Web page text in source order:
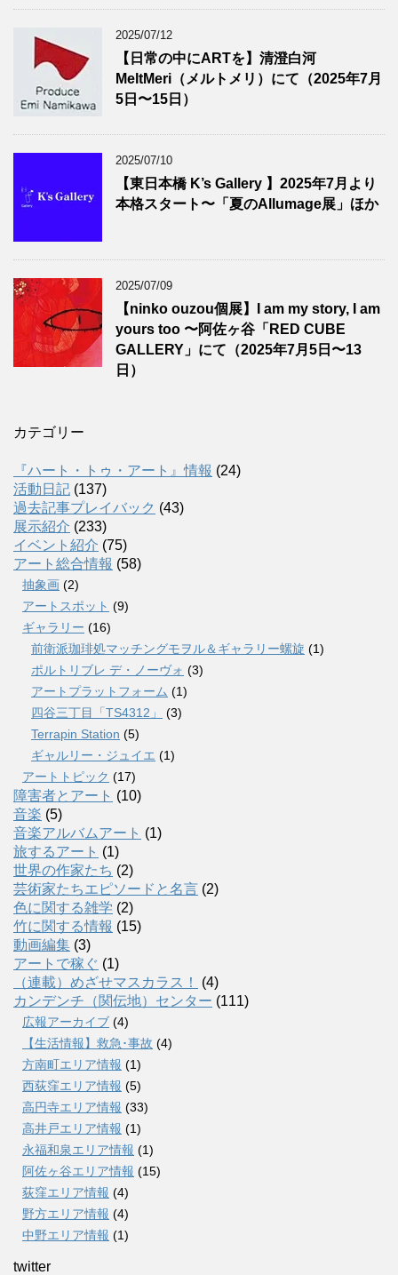
2025/07/12
【日常の中にARTを】清澄白河
MeltMeri（メルトメリ）にて（2025年7月
5日〜15日）
2025/07/10
【東日本橋 K’s Gallery 】2025年7月より
本格スタート〜「夏のAllumage展」ほか
2025/07/09
【ninko ouzou個展】I am my story, I am
yours too 〜阿佐ヶ谷「RED CUBE
GALLERY」にて（2025年7月5日〜13
日）
カテゴリー
『ハート・トゥ・アート』情報 (24)
活動日記 (137)
過去記事プレイバック (43)
展示紹介 (233)
イベント紹介 (75)
アート総合情報 (58)
抽象画 (2)
アートスポット (9)
ギャラリー (16)
前衛派珈琲処マッチングモヲル＆ギャラリー螺旋 (1)
ポルトリブレ デ・ノーヴォ (3)
アートプラットフォーム (1)
四谷三丁目「TS4312」
(3)
Terrapin Station (5)
ギャルリー・ジュイエ (1)
アートトピック (17)
障害者とアート (10)
音楽 (5)
音楽アルバムアート (1)
旅するアート (1)
世界の作家たち (2)
芸術家たちエピソードと名言 (2)
色に関する雑学 (2)
竹に関する情報 (15)
動画編集 (3)
アートで稼ぐ (1)
（連載）めざせマスカラス！
(4)
カンデンチ（関伝地）センター (111)
広報アーカイブ (4)
【生活情報】救急･事故 (4)
方南町エリア情報 (1)
西荻窪エリア情報 (5)
高円寺エリア情報 (33)
高井戸エリア情報 (1)
永福和泉エリア情報 (1)
阿佐ヶ谷エリア情報 (15)
荻窪エリア情報 (4)
野方エリア情報 (4)
中野エリア情報 (1)
twitter